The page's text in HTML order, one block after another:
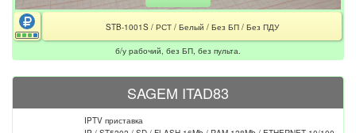
STB-1001S / РСТ / Белый / Без БП / Без ПДУ
б/у рабочий, без БП, без пульта.
SAGEM ITAD83
IPTV приставка